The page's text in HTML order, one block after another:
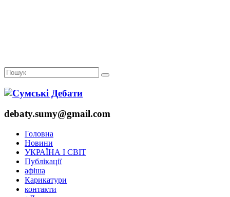
debaty.sumy@gmail.com
Головна
Новини
УКРАЇНА І СВІТ
Публікації
афіша
Карикатури
контакти